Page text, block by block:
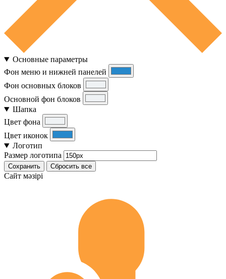
Основные параметры
Фон меню и нижней панелей
Фон основных блоков
Основной фон блоков
Шапка
Цвет фона
Цвет иконок
Логотип
Размер логотипа
Сохранить Сбросить все
Cайт мәзірі